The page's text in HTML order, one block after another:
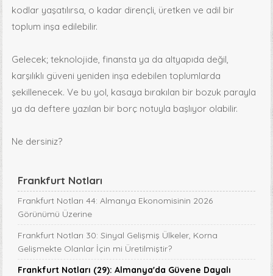
kodlar yaşatılırsa, o kadar dirençli, üretken ve adil bir
toplum inşa edilebilir.
Gelecek; teknolojide, finansta ya da altyapıda değil,
karşılıklı güveni yeniden inşa edebilen toplumlarda
şekillenecek. Ve bu yol, kasaya bırakılan bir bozuk parayla
ya da deftere yazılan bir borç notuyla başlıyor olabilir.
Ne dersiniz?
Frankfurt Notları
Frankfurt Notları 44: Almanya Ekonomisinin 2026
Görünümü Üzerine
Frankfurt Notları 30: Sinyal Gelişmiş Ülkeler, Korna
Gelişmekte Olanlar İçin mi Üretilmiştir?
Frankfurt Notları (29): Almanya'da Güvene Dayalı